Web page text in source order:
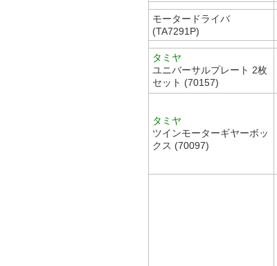
モータードライバ
(TA7291P)
タミヤ
ユニバーサルプレート 2枚
セット (70157)
タミヤ
ツインモーターギヤーボッ
クス (70097)